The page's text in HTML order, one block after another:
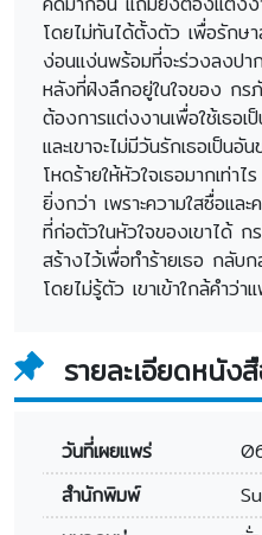
โดยไม่ทันได้ตั้งตัว เพื่อรักษ
ง่อนแง่นพร้อมที่จะร่วงลงปา
หลังที่ฝังลึกอยู่ในใจของ กรภั
ต้องการแต่งงานเพื่อใช้เธอเ
และเขาจะไม่มีวันรักเธอเป็น
โหดร้ายให้หัวใจเธอมากเท่า
ยิ่งกว่า เพราะความใสซื่อแล
ที่ก่อตัวในหัวใจของเขาได้ ก
สร้างไว้เพื่อทำร้ายเธอ กลับ
โดยไม่รู้ตัว เขาเข้าใกล้คำว่
รายละเอียดหนัง
วันที่เผยแพร่
สำนักพิมพ์